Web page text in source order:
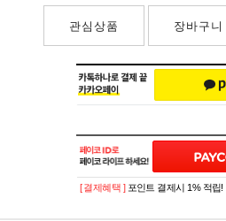
관심상품 장바구니
[ 결제혜택 ] 포인트 결제시 1% 적립!